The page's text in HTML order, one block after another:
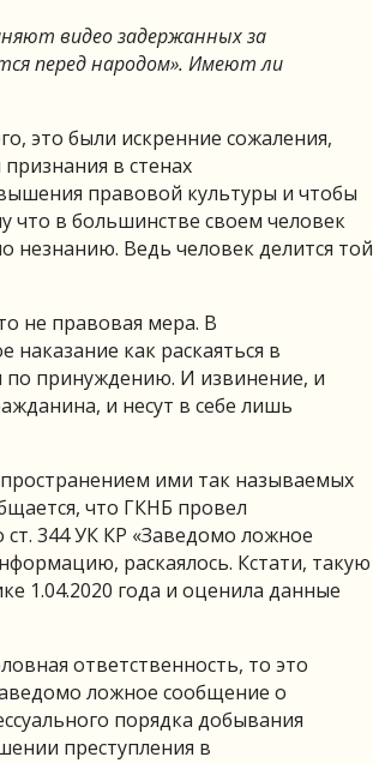
видео задержанных за
перед народом». Имеют ли
это были искренние сожаления,
в стенах
правовой культуры и чтобы
что в большинстве своем человек
Ведь человек делится той
не правовая мера. В
наказание как раскаяться в
по принуждению. И извинение, и
и несут в себе лишь
ими так называемых
что ГКНБ провел
344 УК КР «Заведомо ложное
раскаялось. Кстати, такую
1.04.2020 года и оценила данные
ответственность, то это
ложное сообщение о
порядка добывания
преступления в